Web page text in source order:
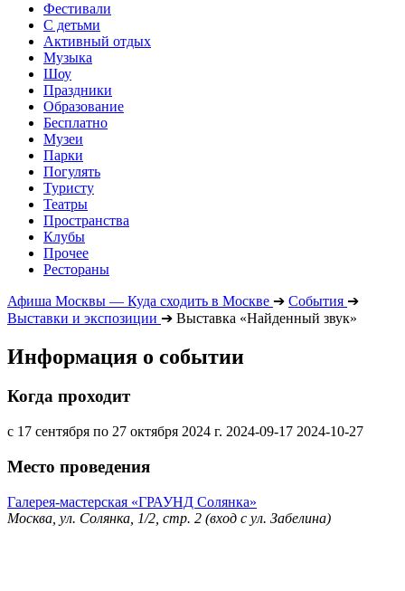
Фестивали
С детьми
Активный отдых
Музыка
Шоу
Праздники
Образование
Бесплатно
Музеи
Парки
Погулять
Туристу
Театры
Пространства
Клубы
Прочее
Рестораны
Афиша Москвы — Куда сходить в Москве ➔ События ➔
Выставки и экспозиции ➔ Выставка «Найденный звук»
Информация о событии
Когда проходит
с 17 сентября по 27 октября 2024 г. 2024-09-17 2024-10-27
Место проведения
Галерея-мастерская «ГРАУНД Солянка»
Москва, ул. Солянка, 1/2, стр. 2 (вход с ул. Забелина)